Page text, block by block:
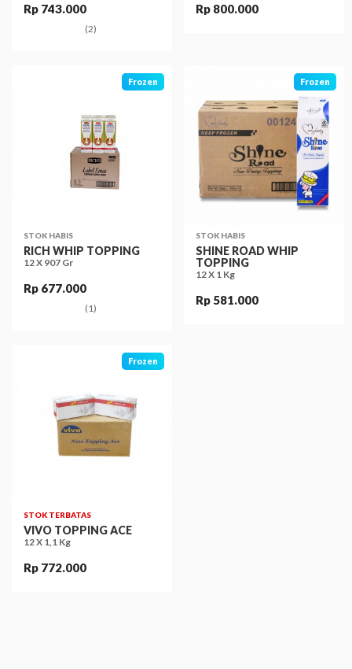
Rp 743.000
(2)
Rp 800.000
Frozen
STOK HABIS
RICH WHIP TOPPING
12 X 907 Gr
Rp 677.000
(1)
Frozen
STOK HABIS
SHINE ROAD WHIP
TOPPING
12 X 1 Kg
Rp 581.000
Frozen
STOK TERBATAS
VIVO TOPPING ACE
12 X 1,1 Kg
Rp 772.000